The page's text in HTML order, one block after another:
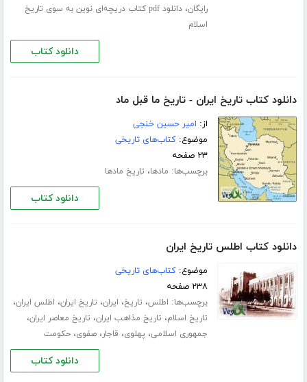
رایگان،
دانلود pdf کتاب دریچه‌ای نوین به سوی تاریخ
اسلام
دانلود کتاب
دانلود کتاب تاریخ ایران - تاریخ ما قبل ماد
از: امیر حسین خنجی
موضوع:کتاب‌های تاریخی
۲۳ صفحه
برچسب‌ها: مادها، تاریخ مادها
دانلود کتاب
دانلود کتاب اطلس تاریخ ایران
موضوع:کتاب‌های تاریخی
۲۳۸ صفحه
برچسب‌ها: اطلس، تاریخ، ایران، تاریخ ایران، اطلس ایران،
تاریخ اسلام، تاریخ مذاهب ایران، تاریخ معاصر ایران،
جمهوری اسلامی، پهلوی، قاجار،صفوی،حکومت
دانلود کتاب